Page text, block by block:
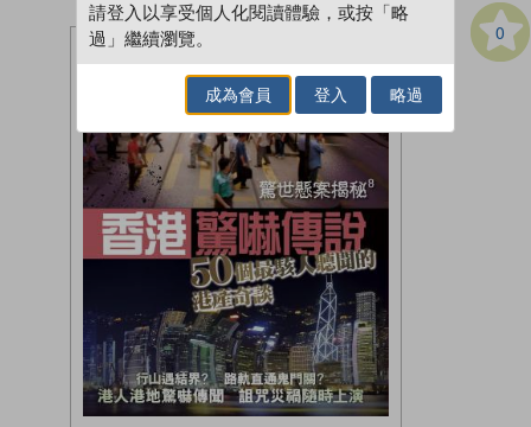
0
請登入以享受個人化閱讀體驗，或按「略
過」繼續瀏覽。
成為會員 登入 略過